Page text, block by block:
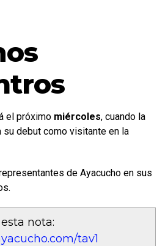
el próximo miércoles, cuando la
su debut como visitante en la
de Ayacucho en sus
nota:
tav1